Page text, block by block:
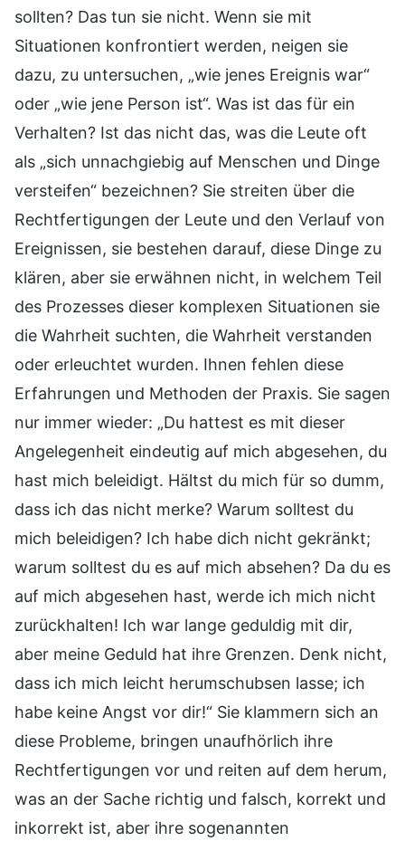
sollten? Das tun sie nicht. Wenn sie mit
Situationen konfrontiert werden, neigen sie
dazu, zu untersuchen, „wie jenes Ereignis war“
oder „wie jene Person ist“. Was ist das für ein
Verhalten? Ist das nicht das, was die Leute oft
als „sich unnachgiebig auf Menschen und Dinge
versteifen“ bezeichnen? Sie streiten über die
Rechtfertigungen der Leute und den Verlauf von
Ereignissen, sie bestehen darauf, diese Dinge zu
klären, aber sie erwähnen nicht, in welchem Teil
des Prozesses dieser komplexen Situationen sie
die Wahrheit suchten, die Wahrheit verstanden
oder erleuchtet wurden. Ihnen fehlen diese
Erfahrungen und Methoden der Praxis. Sie sagen
nur immer wieder: „Du hattest es mit dieser
Angelegenheit eindeutig auf mich abgesehen, du
hast mich beleidigt. Hältst du mich für so dumm,
dass ich das nicht merke? Warum solltest du
mich beleidigen? Ich habe dich nicht gekränkt;
warum solltest du es auf mich absehen? Da du es
auf mich abgesehen hast, werde ich mich nicht
zurückhalten! Ich war lange geduldig mit dir,
aber meine Geduld hat ihre Grenzen. Denk nicht,
dass ich mich leicht herumschubsen lasse; ich
habe keine Angst vor dir!“ Sie klammern sich an
diese Probleme, bringen unaufhörlich ihre
Rechtfertigungen vor und reiten auf dem herum,
was an der Sache richtig und falsch, korrekt und
inkorrekt ist, aber ihre sogenannten